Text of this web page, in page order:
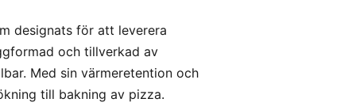
designats för att leverera
och tillverkad av
Med sin värmeretention och
till bakning av pizza.